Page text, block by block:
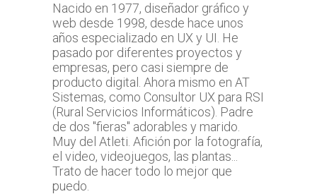
Nacido en 1977, diseñador gráfico y
web desde 1998, desde hace unos
años especializado en UX y UI. He
pasado por diferentes proyectos y
empresas, pero casi siempre de
producto digital. Ahora mismo en AT
Sistemas, como Consultor UX para RSI
(Rural Servicios Informáticos). Padre
de dos "fieras" adorables y marido.
Muy del Atleti. Afición por la fotografía,
el video, videojuegos, las plantas...
Trato de hacer todo lo mejor que
puedo.